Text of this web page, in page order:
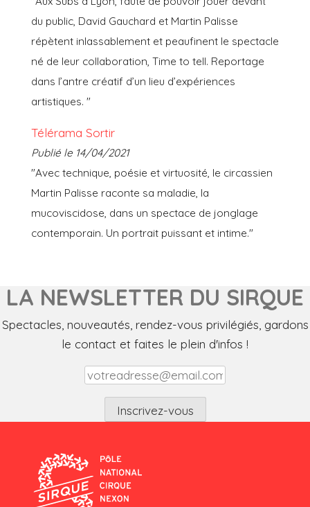
du public, David Gauchard et Martin Palisse
répètent inlassablement et peaufinent le spectacle
né de leur collaboration, Time to tell. Reportage
dans l’antre créatif d’un lieu d’expériences
artistiques. "
Télérama Sortir
Publié le 14/04/2021
"Avec technique, poésie et virtuosité, le circassien
Martin Palisse raconte sa maladie, la
mucoviscidose, dans un spectace de jonglage
contemporain. Un portrait puissant et intime."
LA NEWSLETTER DU SIRQUE
Spectacles, nouveautés, rendez-vous privilégiés, gardons
le contact et faites le plein d'infos !